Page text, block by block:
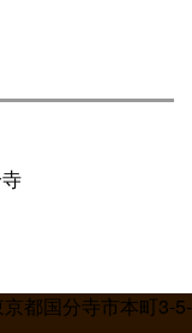
京都国分寺市本町3-5-